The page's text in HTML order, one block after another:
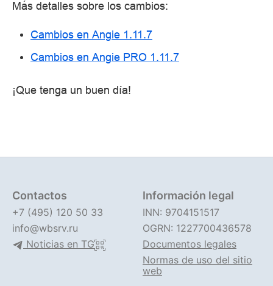
Más detalles sobre los cambios:
Cambios en Angie 1.11.7
Cambios en Angie PRO 1.11.7
¡Que tenga un buen día!
Contactos
+7 (495) 120 50 33
info@wbsrv.ru
Noticias en TG
Información legal
INN: 9704151517
OGRN: 1227700436578
Documentos legales
Normas de uso del sitio
web